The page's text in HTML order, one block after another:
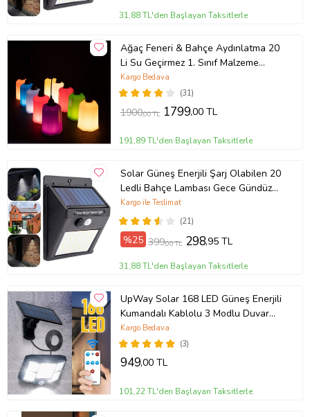
31,88 TL'den Başlayan Taksitlerle
Ağaç Feneri & Bahçe Aydınlatma 20
Li Su Geçirmez 1. Sınıf Malzeme
Parlak Pilastik
(31)
Kargo Bedava
1900,00 TL 1799,00 TL
191,89 TL'den Başlayan Taksitlerle
Solar Güneş Enerjili Şarj Olabilen 20
Ledli Bahçe Lambası Gece Gündüz
Sensörlü 4480
(21)
Kargo ile Teslimat
%25 399,00 TL 298,95 TL
31,88 TL'den Başlayan Taksitlerle
UpWay Solar 168 LED Güneş Enerjili
Kumandalı Kablolu 3 Modlu Duvar
Lambası
(3)
Kargo Bedava
949,00 TL
101,22 TL'den Başlayan Taksitlerle